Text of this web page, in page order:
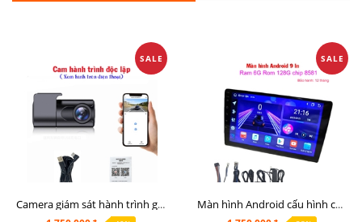
SALE
Camera giám sát hành trình giá rẻ, cam hành trình cho màn Android, cam hành trình kết nối điện thoại
SALE
Màn hình Android cấu hình cao Ram 6G Rom 128G chip 8 nhân 8581